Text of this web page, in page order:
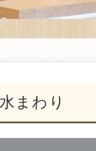
まわり